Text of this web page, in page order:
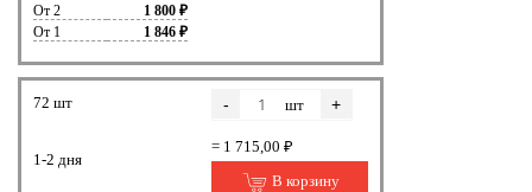
От 2
1 800 ₽
От 1
1 846 ₽
72 шт
1-2 дня
- шт +
= 1 715,00 ₽
В корзину